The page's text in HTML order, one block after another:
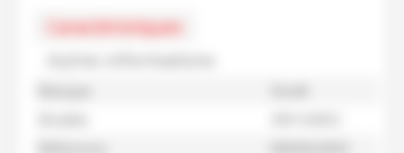
Caractéristiques